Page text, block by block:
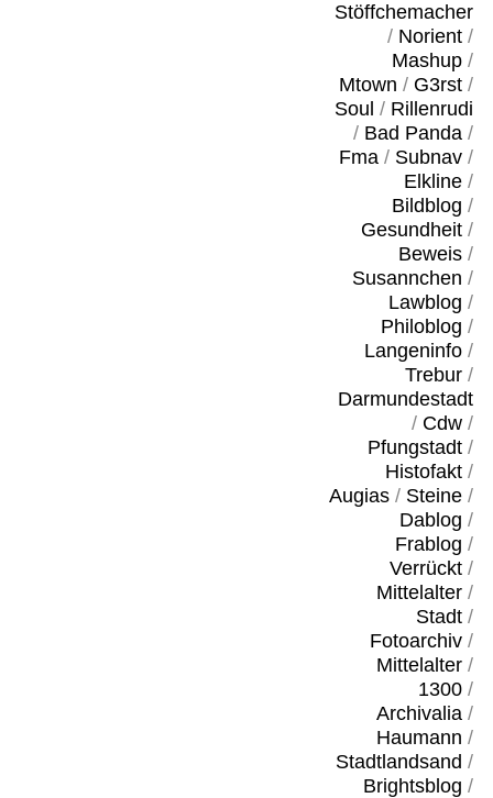
Stöffchemacher
/ Norient/
Mashup/
Mtown / G3rst/
Soul / Rillenrudi
/ Bad Panda/
Fma/ Subnav/
Elkline/
Bildblog /
Gesundheit/
Beweis/
Susannchen /
Lawblog /
Philoblog /
Langeninfo/
Trebur/
Darmundestadt
/ Cdw/
Pfungstadt/
Histofakt/
Augias/ Steine/
Dablog /
Frablog /
Verrückt/
Mittelalter/
Stadt/
Fotoarchiv/
Mittelalter/
1300/
Archivalia/
Haumann /
Stadtlandsand /
Brightsblog /